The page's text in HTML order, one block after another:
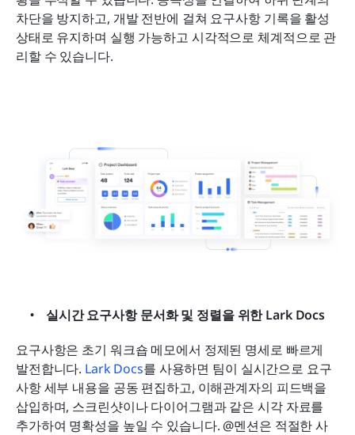
차단을 방지하고, 개발 전반에 걸쳐 요구사항 기록을 활성
상태로 유지하며 실행 가능하고 시각적으로 체계적으로 관
리할 수 있습니다.
실시간 요구사항 문서화 및 정렬을 위한 Lark Docs
요구사항은 초기 워크숍 메모에서 정제된 명세로 빠르게
발전합니다. Lark Docs를 사용하면 팀이 실시간으로 요구
사항 세부 내용을 공동 편집하고, 이해관계자의 피드백을
삽입하며, 스크린샷이나 다이어그램과 같은 시각 자료를
추가하여 명확성을 높일 수 있습니다. @멘션은 적절한 사